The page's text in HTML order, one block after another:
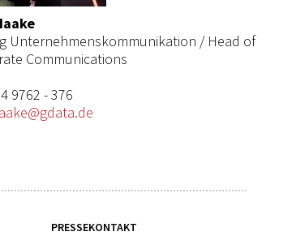
Unternehmenskommunikation / Head of
Communications
9762 - 376
PRESSEKONTAKT